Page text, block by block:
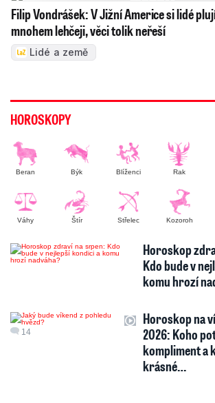
Filip Vondrášek: V Jižní Americe si lidé
mnohem lehčeji, věci tolik neřeší
Lidé a země
HOROSKOPY
Beran Býk Blíženci Rak
Váhy Štír Střelec Kozoroh
Horoskop
Kdo bude v
komu hrozí
14
Horoskop na
2026: Koho
kompliment a
krásné…